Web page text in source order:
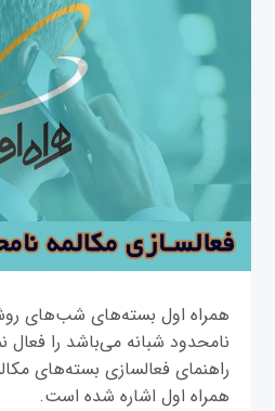
همراه اول بسته‌های شب‌های
نامحدود شبانه می‌باشد را فعال
راهنمای فعالسازی بسته‌های
همراه اول اشاره شده است.